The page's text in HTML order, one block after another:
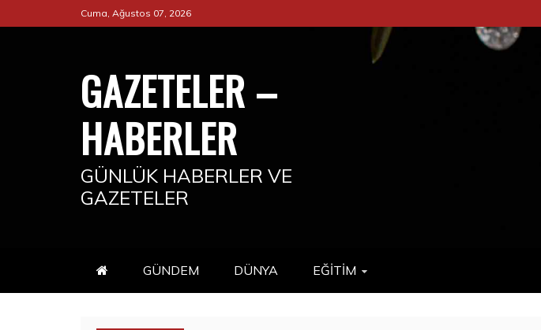
to
Cuma, Ağustos 07, 2026
GAZETELER –
HABERLER
GÜNLÜK HABERLER VE
GAZETELER
GÜNDEM DÜNYA EĞİTİM